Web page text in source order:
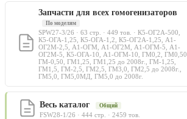
Запчасти для всех гомогенизаторов
По моделям
SPW27-3/26 · 63 стр. · 449 тов. · К5-ОГ2А-500,
К5-ОГА-1,25, К5-ОГА-1,2, К5-ОГ2А-1,25, А1-
ОГ2М-2,5, А1-ОГМ, А1-ОГ2М, А1-ОГМ-5, А1-
ОГ2М-5, К5-ОГА-10, А1-ОГМ-10, ГМ0,2, ГМ0,50,
ГМ-0,50, ГМ1,25, ГМ1,25 до 2008г., ГМ-1,25,
ГМ1,5, ГМ-2,5, ГМ2,5, ГМ3,0, ГМ2,5 до 2008г.,
ГМ5,0, ГМ5,0МД, ГМ5,0 до 2008г.
Весь каталог Общий
FSW28-1/26 · 444 стр. · 2459 тов.